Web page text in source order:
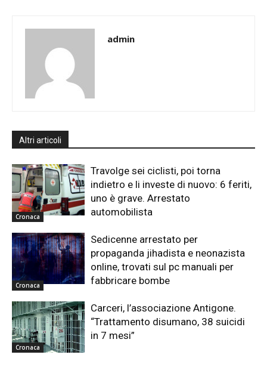
admin
Altri articoli
Cronaca
Travolge sei ciclisti, poi torna
indietro e li investe di nuovo: 6 feriti,
uno è grave. Arrestato
automobilista
Cronaca
Sedicenne arrestato per
propaganda jihadista e neonazista
online, trovati sul pc manuali per
fabbricare bombe
Cronaca
Carceri, l’associazione Antigone.
“Trattamento disumano, 38 suicidi
in 7 mesi”